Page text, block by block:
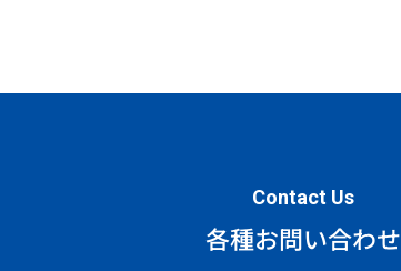
Contact Us
各種お問い合わせ